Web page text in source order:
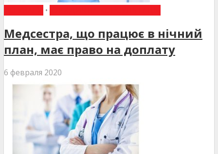
•
Медсестра, що працює в нічний
план, має право на доплату
6 февраля 2020